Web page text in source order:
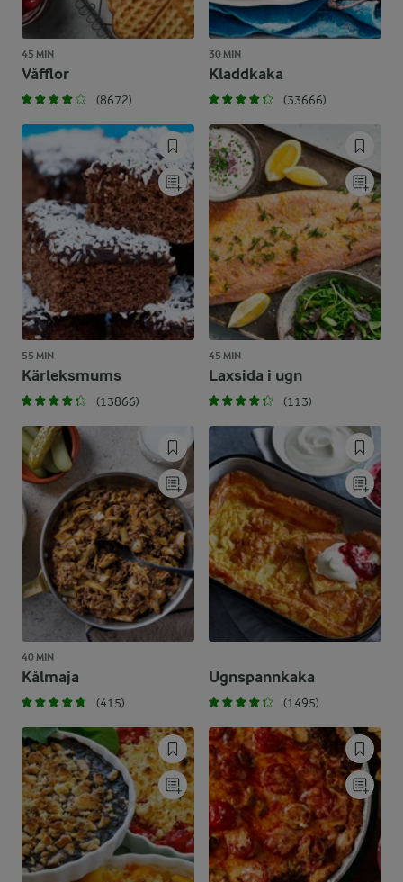
45 MIN
Våfflor
(8672)
30 MIN
Kladdkaka
(33666)
55 MIN
Kärleksmums
(13866)
45 MIN
Laxsida i ugn
(113)
40 MIN
Kålmaja
(415)
Ugnspannkaka
(1495)